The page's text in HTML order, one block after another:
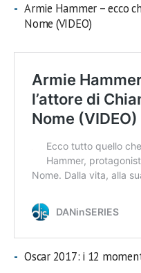
Armie Hammer – ecco
Nome (VIDEO)
Oscar 2017: i 12